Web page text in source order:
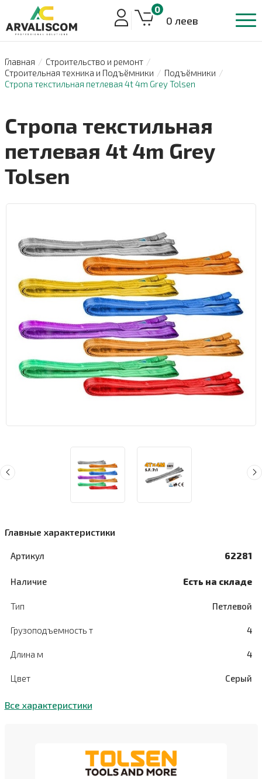
0
0 леев
Главная
Строительство и ремонт
Строительная техника и Подъёмники
Подъёмники
Стропа текстильная петлевая 4t 4m Grey Tolsen
Стропа текстильная
петлевая 4t 4m Grey
Tolsen
Главные характеристики
Артикул 62281
Наличие Есть на складе
Тип Петлевой
Грузоподъемность т 4
Длина м 4
Цвет Серый
Все характеристики